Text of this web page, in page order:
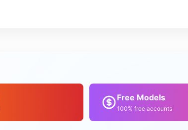
Free Models
100% free accounts